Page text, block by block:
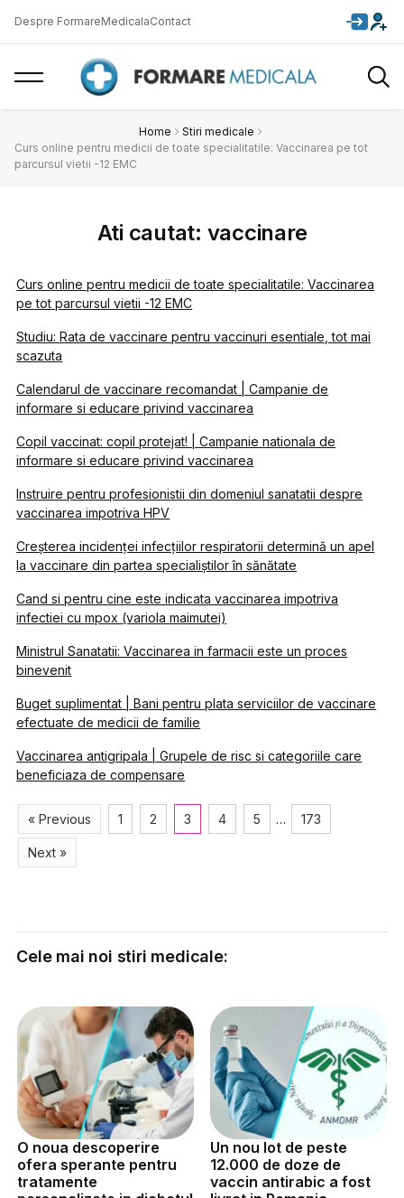
Despre FormareMedicalaContact
Home
Stiri medicale
Curs online pentru medicii de toate specialitatile: Vaccinarea pe tot
parcursul vietii -12 EMC
Ati cautat: vaccinare
Curs online pentru medicii de toate specialitatile: Vaccinarea
pe tot parcursul vietii -12 EMC
Studiu: Rata de vaccinare pentru vaccinuri esentiale, tot mai
scazuta
Calendarul de vaccinare recomandat | Campanie de
informare si educare privind vaccinarea
Copil vaccinat: copil protejat! | Campanie nationala de
informare si educare privind vaccinarea
Instruire pentru profesionistii din domeniul sanatatii despre
vaccinarea impotriva HPV
Creșterea incidenței infecțiilor respiratorii determină un apel
la vaccinare din partea specialiștilor în sănătate
Cand si pentru cine este indicata vaccinarea impotriva
infectiei cu mpox (variola maimutei)
Ministrul Sanatatii: Vaccinarea in farmacii este un proces
binevenit
Buget suplimentat | Bani pentru plata serviciilor de vaccinare
efectuate de medicii de familie
Vaccinarea antigripala | Grupele de risc si categoriile care
beneficiaza de compensare
« Previous 1 2 3 4 5 … 173
Next »
Cele mai noi stiri medicale:
O noua descoperire
ofera sperante pentru
tratamente
Un nou lot de peste
12.000 de doze de
vaccin antirabic a fost